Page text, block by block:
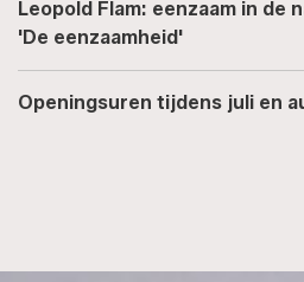
Leopold Flam: eenzaam in de
'De eenzaamheid'
Openingsuren tijdens juli en